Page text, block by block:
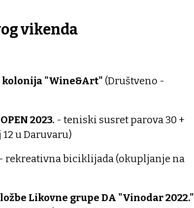
vikenda
kolonija "Wine&Art" (Društveno -
2023. - teniski susret parova 30 +
u Daruvaru)
- rekreativna biciklijada (okupljanje na
Likovne grupe DA "Vinodar 2022."